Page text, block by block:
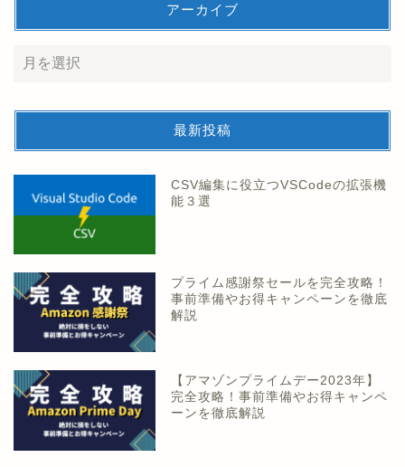
アーカイブ
最新投稿
CSV編集に役立つVSCodeの拡張機
能３選
プライム感謝祭セールを完全攻略！
事前準備やお得キャンペーンを徹底
解説
【アマゾンプライムデー2023年】
完全攻略！事前準備やお得キャンペ
ーンを徹底解説